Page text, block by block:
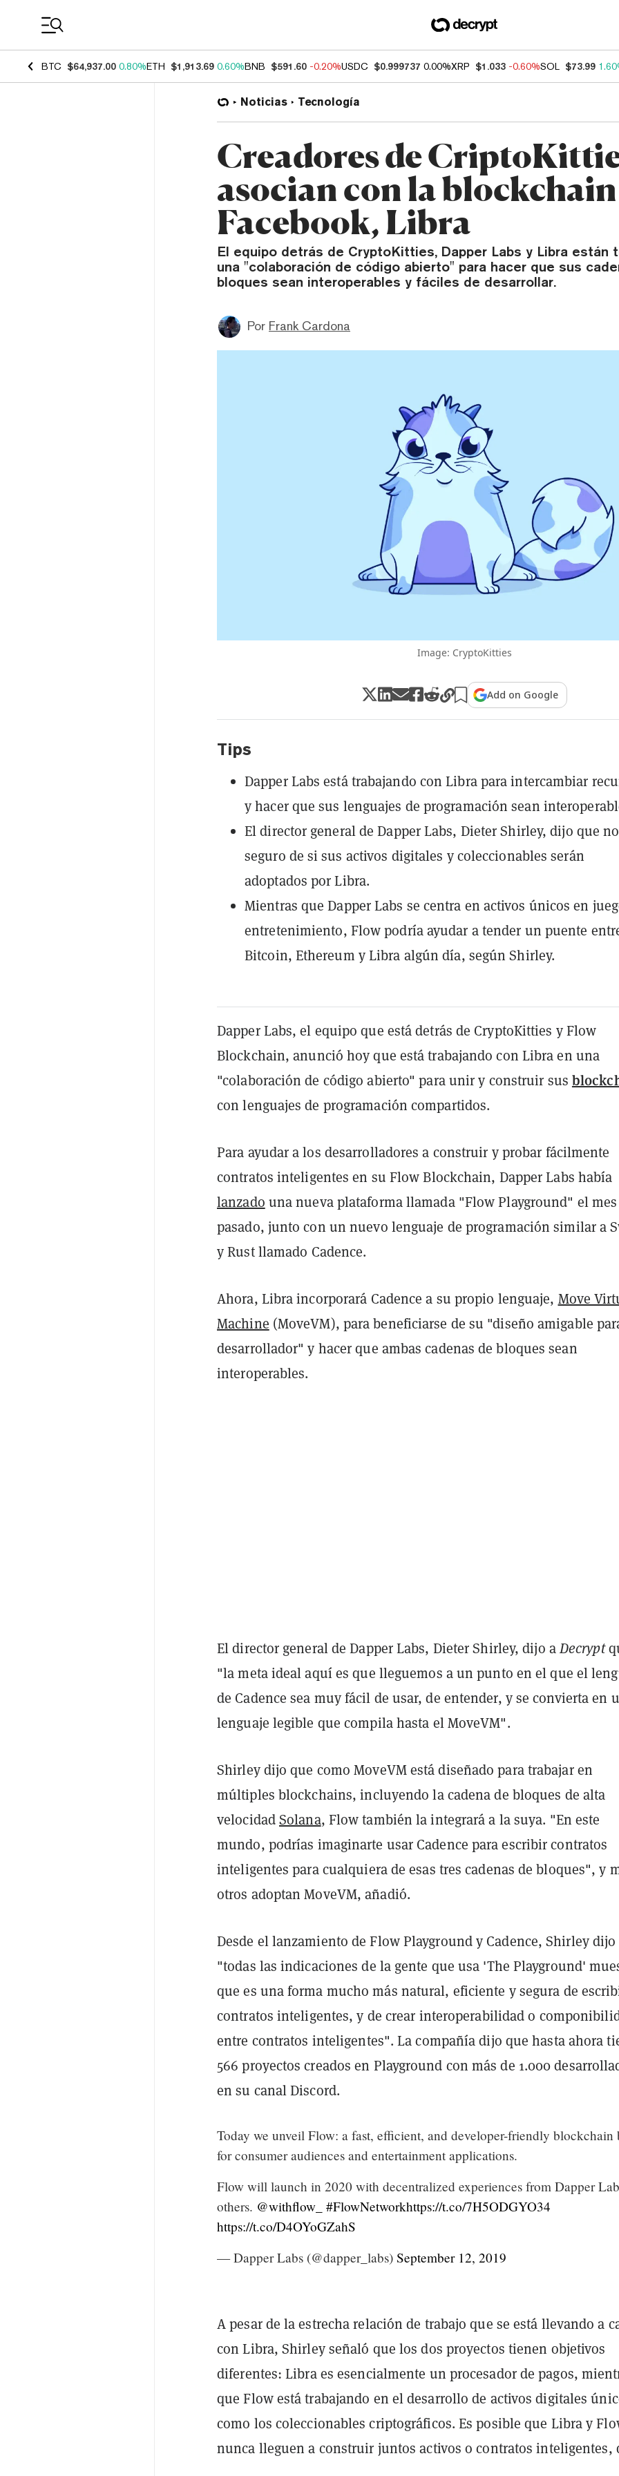
BTC $64,937.00 0.80%ETH $1,913.69 0.60%BNB $591.60 -0.20%USDC $0.999737 0.00%XRP $1.033 -0.60%SOL $73.99
Noticias Tecnología
Creadores de
asocian con la
Facebook, Libra
El equipo detrás de CryptoKitties, Dapper Labs y Libra están
una "colaboración de código abierto" para hacer que sus
bloques sean interoperables y fáciles de desarrollar.
Por Frank Cardona
Image: CryptoKitties
Add on Google
Tips
Dapper Labs está trabajando con Libra para intercambiar
y hacer que sus lenguajes de programación sean
El director general de Dapper Labs, Dieter Shirley, dijo que
seguro de si sus activos digitales y coleccionables serán
adoptados por Libra.
Mientras que Dapper Labs se centra en activos únicos en
entretenimiento, Flow podría ayudar a tender un puente
Bitcoin, Ethereum y Libra algún día, según Shirley.
Dapper Labs, el equipo que está detrás de CryptoKitties y Flow
Blockchain, anunció hoy que está trabajando con Libra en una
"colaboración de código abierto" para unir y construir sus
con lenguajes de programación compartidos.
Para ayudar a los desarrolladores a construir y probar fácilmente
contratos inteligentes en su Flow Blockchain, Dapper Labs había
lanzado una nueva plataforma llamada "Flow Playground" el mes
pasado, junto con un nuevo lenguaje de programación similar a
y Rust llamado Cadence.
Ahora, Libra incorporará Cadence a su propio lenguaje, Move
Machine (MoveVM), para beneficiarse de su "diseño amigable
desarrollador" y hacer que ambas cadenas de bloques sean
interoperables.
El director general de Dapper Labs, Dieter Shirley, dijo aDecrypt
"la meta ideal aquí es que lleguemos a un punto en el que el
de Cadence sea muy fácil de usar, de entender, y se convierta en
lenguaje legible que compila hasta el MoveVM".
Shirley dijo que como MoveVM está diseñado para trabajar en
múltiples blockchains, incluyendo la cadena de bloques de alta
velocidadSolana, Flow también la integrará a la suya. "En este
mundo, podrías imaginarte usar Cadence para escribir contratos
inteligentes para cualquiera de esas tres cadenas de bloques", y
otros adoptan MoveVM, añadió.
Desde el lanzamiento de Flow Playground y Cadence, Shirley dijo
"todas las indicaciones de la gente que usa 'The Playground'
que es una forma mucho más natural, eficiente y segura de
contratos inteligentes, y de crear interoperabilidad o
entre contratos inteligentes". La compañía dijo que hasta ahora
566 proyectos creados en Playground con más de 1.000
en su canal Discord.
Today we unveil Flow: a fast, efficient, and developer-friendly blockchain
for consumer audiences and entertainment applications.
Flow will launch in 2020 with decentralized experiences from Dapper
others. @withflow_ #FlowNetworkhttps://t.co/7H5ODGYO34
https://t.co/D4OYoGZahS
— Dapper Labs (@dapper_labs) September 12, 2019
A pesar de la estrecha relación de trabajo que se está llevando a
con Libra, Shirley señaló que los dos proyectos tienen objetivos
diferentes: Libra es esencialmente un procesador de pagos,
que Flow está trabajando en el desarrollo de activos digitales
como los coleccionables criptográficos. Es posible que Libra y
nunca lleguen a construir juntos activos o contratos inteligentes,